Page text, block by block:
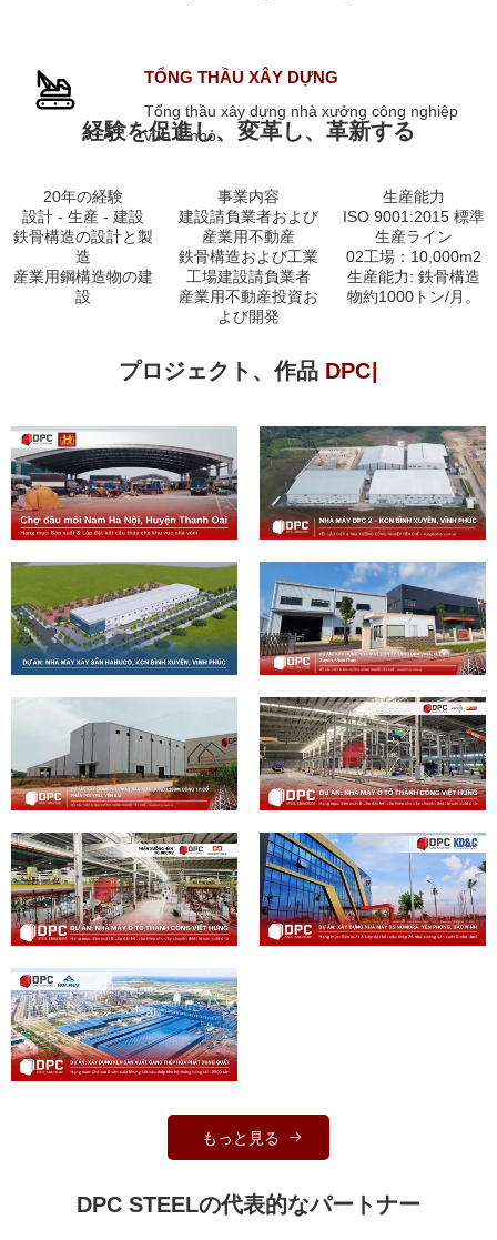
TỔNG THẦU XÂY DỰNG
Tổng thầu xây dựng nhà xưởng công nghiệp
vừa & nhỏ.
経験を促進し、変革し、革新する
20年の経験
設計 - 生産 - 建設
鉄骨構造の設計と製
造
産業用鋼構造物の建
設
事業内容
建設請負業者および
産業用不動産
鉄骨構造および工業
工場建設請負業者
産業用不動産投資お
よび開発
生産能力
ISO 9001:2015 標準
生産ライン
02工場：10,000m2
生産能力: 鉄骨構造
物約1000トン/月。
プロジェクト、作品 D PCスチール
もっと見る
DPC STEELの代表的なパートナー